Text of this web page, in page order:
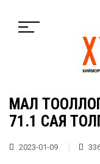
МАЛ
71.1 САЯ
2023-01-09